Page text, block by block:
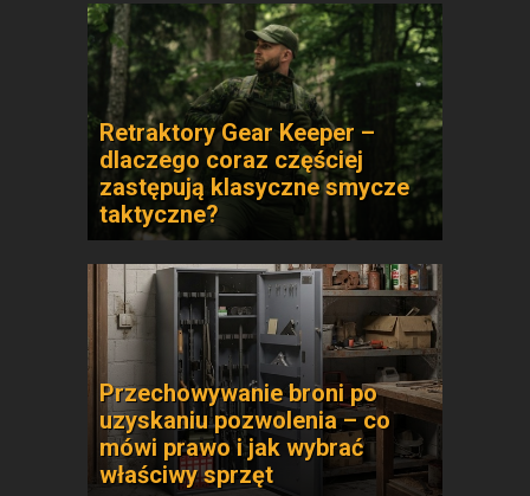
Retraktory Gear Keeper –
dlaczego coraz częściej
zastępują klasyczne smycze
taktyczne?
Przechowywanie broni po
uzyskaniu pozwolenia – co
mówi prawo i jak wybrać
właściwy sprzęt